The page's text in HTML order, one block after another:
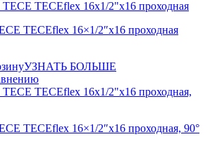
TECEflex 16×1/2″x16 проходная
УЗНАТЬ БОЛЬШЕ
TECEflex 16×1/2″x16 проходная, 90°